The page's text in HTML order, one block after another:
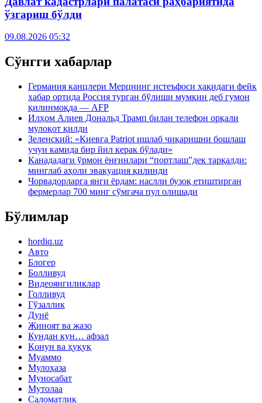
ўзгариш бўлди
09.08.2026 05:32
Сўнгги хабарлар
Германия канцлери Мерцнинг истеъфоси ҳақидаги фейк
хабар ортида Россия турган бўлиши мумкин деб гумон
қилинмоқда — AFP
Илҳом Алиев Дональд Трамп билан телефон орқали
мулоқот қилди
Зеленский: «Киевга Patriot ишлаб чиқаришни бошлаш
учун камида бир йил керак бўлади»
Канададаги ўрмон ёнғинлари “портлаш”дек тарқалди:
минглаб аҳоли эвакуация қилинди
Чорвадорларга янги ёрдам: наслли бузоқ етиштирган
фермерлар 700 минг сўмгача пул олишади
Бўлимлар
hordiq.uz
Авто
Блогер
Болливуд
Видеоянгиликлар
Голливуд
Гўзаллик
Дунё
Жиноят ва жазо
Кундан кун… афзал
Қонун ва ҳуқуқ
Муаммо
Мулоҳаза
Муносабат
Мутолаа
Саломатлик